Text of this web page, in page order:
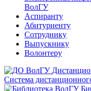
ВолГУ
Аспиранту
Абитуриенту
Сотруднику
Выпускнику
Волонтеру
Система